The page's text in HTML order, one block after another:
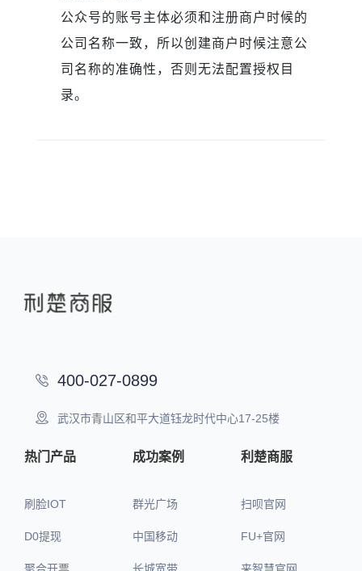
公众号的账号主体必须和注册商户时候的
公司名称一致，所以创建商户时候注意公
司名称的准确性，否则无法配置授权目
录。
400-027-0899
武汉市青山区和平大道钰龙时代中心17-25楼
热门产品
刷脸IOT
D0提现
聚合开票
成功案例
群光广场
中国移动
长城宽带
利楚商服
扫呗官网
FU+官网
来智慧官网